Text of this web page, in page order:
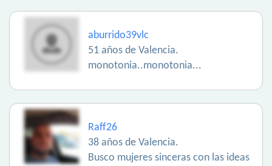
aburrido39vlc
51 años de Valencia.
monotonia..monotonia...
Raff26
38 años de Valencia.
Busco mujeres sinceras con las ideas